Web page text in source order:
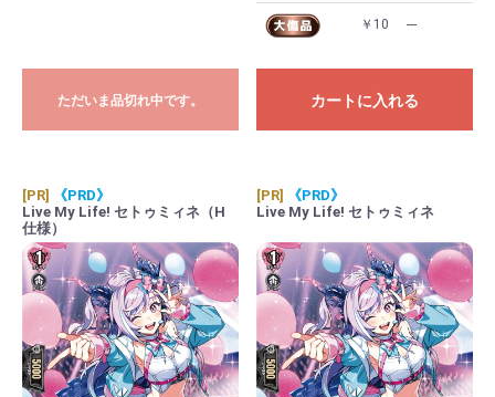
ただいま品切れ中です。
￥10 ---
カートに入れる
[PR]
《PRD》
Live My Life! セトゥミィネ（H
仕様）
[PR]
《PRD》
Live My Life! セトゥミィネ